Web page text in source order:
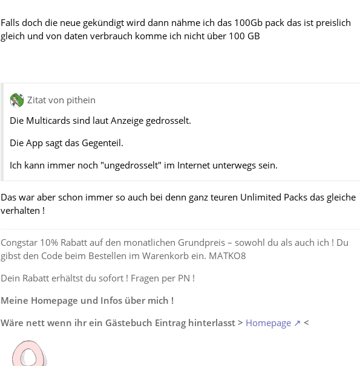
Falls doch die neue gekündigt wird dann nähme ich das 100Gb pack das ist preislich
gleich und von daten verbrauch komme ich nicht über 100 GB
Zitat von pithein
Die Multicards sind laut Anzeige gedrosselt.
Die App sagt das Gegenteil.
Ich kann immer noch "ungedrosselt" im Internet unterwegs sein.
Das war aber schon immer so auch bei denn ganz teuren Unlimited Packs das gleiche
verhalten !
Congstar 10% Rabatt auf den monatlichen Grundpreis – sowohl du als auch ich ! Du
gibst den Code beim Bestellen im Warenkorb ein. MATKO8
Dein Rabatt erhältst du sofort ! Fragen per PN !
Meine Homepage und Infos über mich !
Wäre nett wenn ihr ein Gästebuch Eintrag hinterlasst > Homepage <